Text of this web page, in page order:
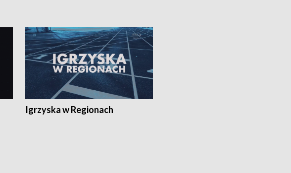
Igrzyska w Regionach